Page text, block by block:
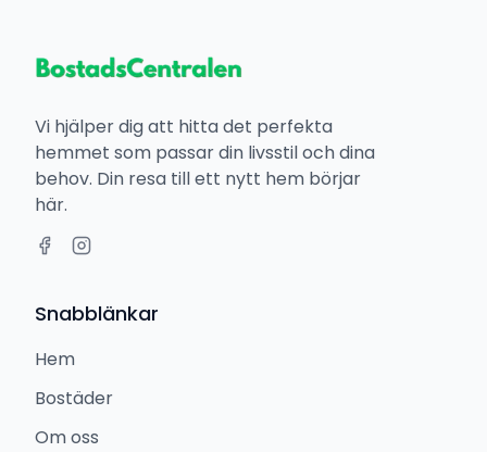
Vi hjälper dig att hitta det perfekta
hemmet som passar din livsstil och dina
behov. Din resa till ett nytt hem börjar
här.
Snabblänkar
Hem
Bostäder
Om oss